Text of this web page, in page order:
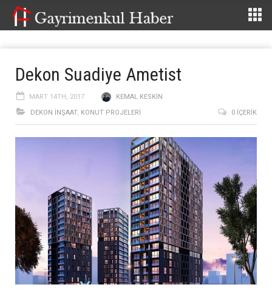
Dekon Suadiye Ametist
MART 14TH, 2017
KEMAL KESKIN
DEKON İNŞAAT, KONUT PROJELERI 0 İÇERIK